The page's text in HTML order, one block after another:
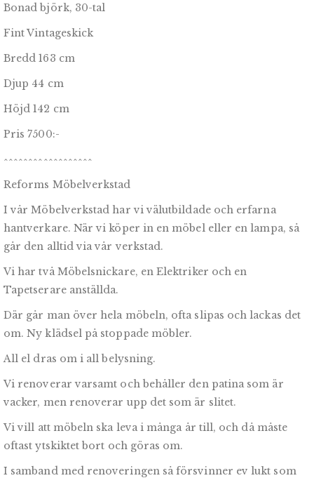
Bonad björk, 30-tal
Fint Vintageskick
Bredd 163 cm
Djup 44 cm
Höjd 142 cm
Pris 7500:-
^^^^^^^^^^^^^^^^^^
Reforms Möbelverkstad
I vår Möbelverkstad har vi välutbildade och erfarna
hantverkare. När vi köper in en möbel eller en lampa, så
går den alltid via vår verkstad.
Vi har två Möbelsnickare, en Elektriker och en
Tapetserare anställda.
Där går man över hela möbeln, ofta slipas och lackas det
om. Ny klädsel på stoppade möbler.
All el dras om i all belysning.
Vi renoverar varsamt och behåller den patina som är
vacker, men renoverar upp det som är slitet.
Vi vill att möbeln ska leva i många år till, och då måste
oftast ytskiktet bort och göras om.
I samband med renoveringen så försvinner ev lukt som